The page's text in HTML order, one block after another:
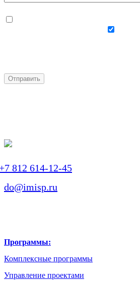
812 614-12-45
do@imisp.ru
Программы:
Комплексные программы
Управление проектами